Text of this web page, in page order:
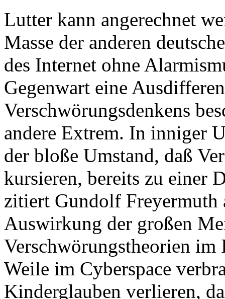
Lutter kann angerechnet
Masse der anderen
des Internet ohne
Gegenwart eine
Verschwörungsdenkens
andere Extrem. In inniger
der bloße Umstand, daß
kursieren, bereits zu einer
zitiert Gundolf Freyermuth
Auswirkung der großen
Verschwörungstheorien im
Weile im Cyberspace
Kinderglauben verlieren,